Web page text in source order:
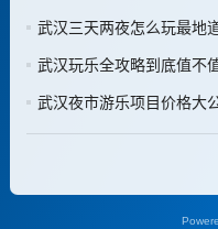
武汉三天两夜怎么玩最地
武汉玩乐全攻略到底值不
武汉夜市游乐项目价格大